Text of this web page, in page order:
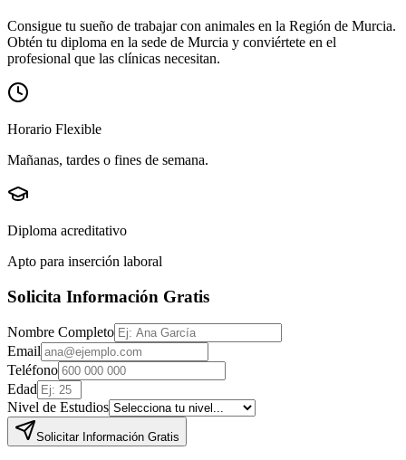
Consigue tu sueño de trabajar con animales en la Región de Murcia.
Obtén tu diploma en la sede de Murcia y conviértete en el
profesional que las clínicas necesitan.
Horario Flexible
Mañanas, tardes o fines de semana.
Diploma acreditativo
Apto para inserción laboral
Solicita Información Gratis
Nombre Completo
Email
Teléfono
Edad
Nivel de Estudios
Solicitar Información Gratis